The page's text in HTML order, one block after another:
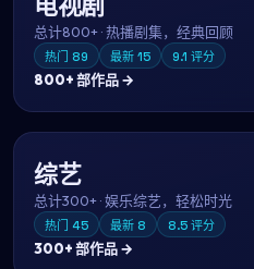
总计800+·热播剧集，经典回顾
热门 89 最新 15 9.1 评分
800+部作品 →
综艺
总计300+·娱乐综艺，轻松时光
热门 45 最新 8 8.5 评分
300+部作品 →